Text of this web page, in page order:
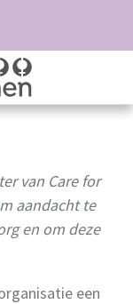
van Care for
aandacht te
en om deze
een